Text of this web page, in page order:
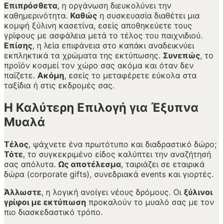
Επιπρόσθετα, η οργάνωση διευκολύνει την
καθημερινότητα. Καθώς η συσκευασία διαθέτει μια
κομψή ξύλινη κασετίνα, εσείς αποθηκεύετε τους
γρίφους με ασφάλεια μετά το τέλος του παιχνιδιού.
Επίσης, η λεία επιφάνεια στο καπάκι αναδεικνύει
εκπληκτικά τα χρώματα της εκτύπωσης. Συνεπώς, το
προϊόν κοσμεί τον χώρο σας ακόμα και όταν δεν
παίζετε. Ακόμη, εσείς το μεταφέρετε εύκολα στα
ταξίδια ή στις εκδρομές σας.
Η Καλύτερη Επιλογή για Έξυπνα
Μυαλά
Τέλος, ψάχνετε ένα πρωτότυπο και διαδραστικό δώρο;
Τότε, το συγκεκριμένο είδος καλύπτει την αναζήτησή
σας απόλυτα. Ως αποτέλεσμα, ταιριάζει σε εταιρικά
δώρα (corporate gifts), συνεδριακά events και γιορτές.
Άλλωστε, η λογική ανοίγει νέους δρόμους. Οι ξύλινοι
γρίφοι με εκτύπωση προκαλούν το μυαλό σας με τον
πιο διασκεδαστικό τρόπο.